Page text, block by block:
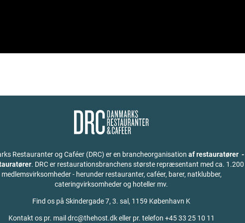
Restauranter og Caféer (DRC) er en brancheorganisation af restauratører -
. DRC er restaurationsbranchens største repræsentant med ca. 1.200
medlemsvirksomheder - herunder restauranter, caféer, barer, natklubber,
cateringvirksomheder og hoteller mv.
Find os på Skindergade 7, 3. sal, 1159 København K
Kontakt os pr. mail drc@thehost.dk eller pr. telefon +45 33 25 10 11